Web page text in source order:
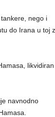
nego i
do Irana u toj
likvidiran
navnodno